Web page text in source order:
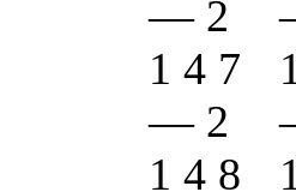
— 2
1 4 7
— 2
1 4 8